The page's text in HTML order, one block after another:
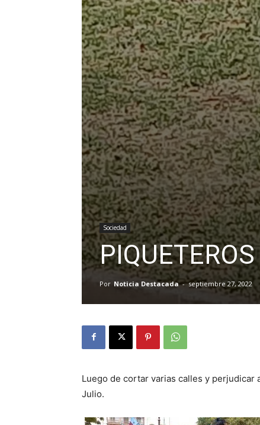
Sociedad
Por Noticia Destacada - septiembre 27, 2022
Luego de cortar varias calles y perjudicar
Julio.